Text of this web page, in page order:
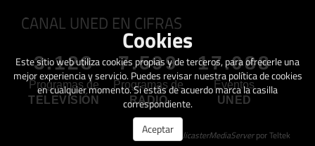
CANAL UNED EN CIFRAS
3.128
Programas de
TELEVISIÓN
7.599
Programas de
RADIO
17.088
Eventos
UNED
Creado con GalicasterMediaServerpor Teltek
Cookies
Este sitio web utiliza cookies propias y de terceros, para ofrecerle una
mejor experiencia y servicio. Puedes revisar nuestra política de cookies
en cualquier momento. Si estás de acuerdo marca la casilla
correspondiente.
Aceptar